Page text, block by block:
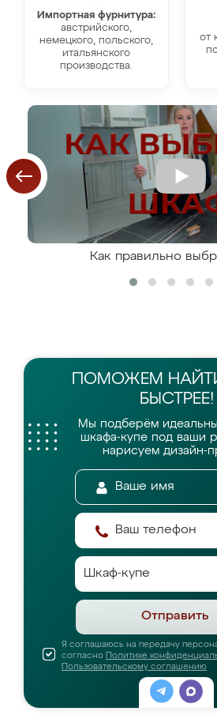
Импортная фурнитура:
австрийского,
немецкого, польского,
итальянского
производства.
от
Как правильно
ПОМОЖЕМ
БЫСТРЕЕ!
Мы подберём
шкафа-купе под ваши
нарисуем дизайн-
Отправить
Я соглашаюсь на передачу
согласно Политике
Пользовательскому соглашению